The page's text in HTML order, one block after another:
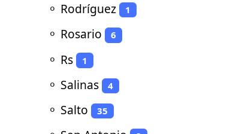
⚬ Rodríguez 1
⚬ Rosario 6
⚬ Rs 1
⚬ Salinas 4
⚬ Salto 35